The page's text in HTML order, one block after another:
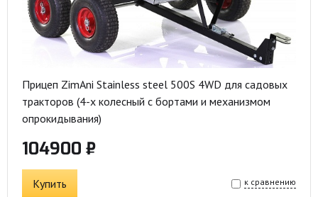
Прицеп ZimAni Stainless steel 500S 4WD для садовых
тракторов (4-х колесный с бортами и механизмом
опрокидывания)
104900 ₽
Купить к сравнению